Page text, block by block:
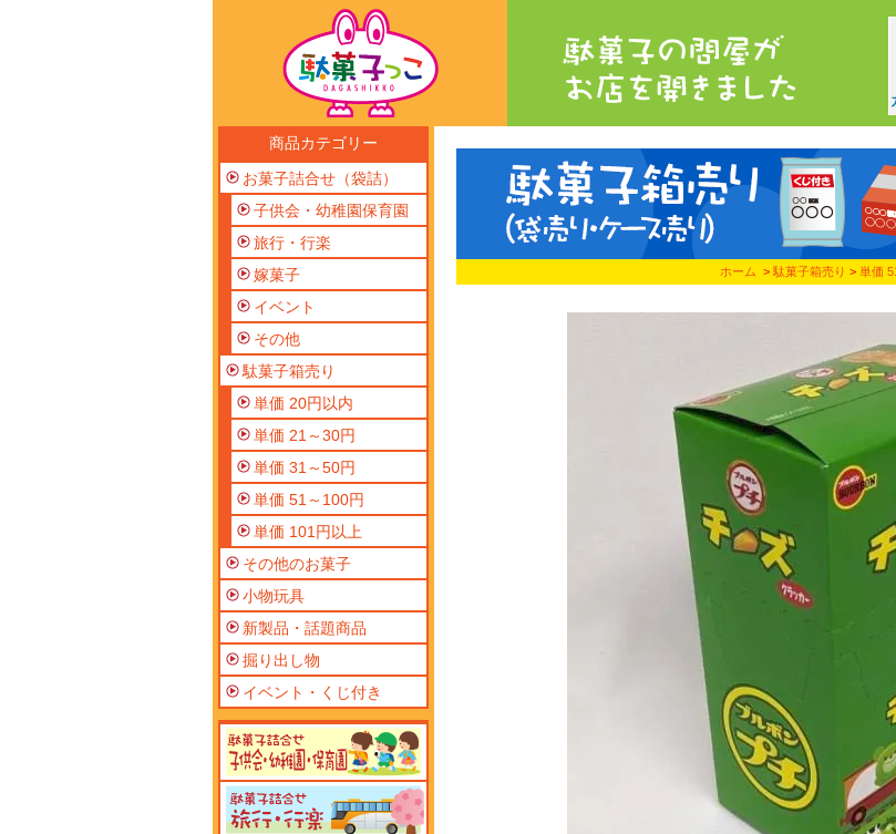
ホーム > 駄菓子箱売り > 単価
商品カテゴリー
お菓子詰合せ（袋詰）
子供会・幼稚園保育園
旅行・行楽
嫁菓子
イベント
その他
駄菓子箱売り
単価 20円以内
単価 21～30円
単価 31～50円
単価 51～100円
単価 101円以上
その他のお菓子
小物玩具
新製品・話題商品
掘り出し物
イベント・くじ付き